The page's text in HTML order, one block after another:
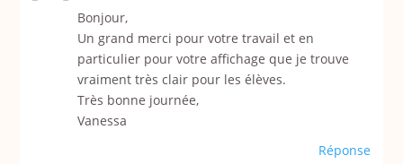
Bonjour,
Un grand merci pour votre travail et en
particulier pour votre affichage que je trouve
vraiment très clair pour les élèves.
Très bonne journée,
Vanessa
Réponse